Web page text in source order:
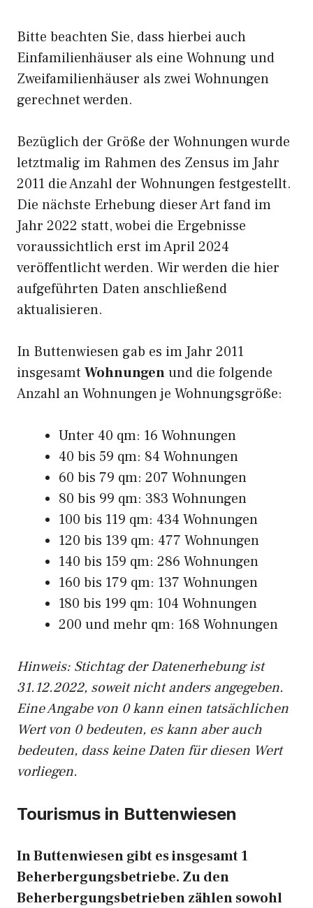
Bitte beachten Sie, dass hierbei auch
Einfamilienhäuser als eine Wohnung und
Zweifamilienhäuser als zwei Wohnungen
gerechnet werden.
Bezüglich der Größe der Wohnungen wurde
letztmalig im Rahmen des Zensus im Jahr
2011 die Anzahl der Wohnungen festgestellt.
Die nächste Erhebung dieser Art fand im
Jahr 2022 statt, wobei die Ergebnisse
voraussichtlich erst im April 2024
veröffentlicht werden. Wir werden die hier
aufgeführten Daten anschließend
aktualisieren.
In Buttenwiesen gab es im Jahr 2011
insgesamt Wohnungenund die folgende
Anzahl an Wohnungen je Wohnungsgröße:
Unter 40 qm: 16 Wohnungen
40 bis 59 qm: 84 Wohnungen
60 bis 79 qm: 207 Wohnungen
80 bis 99 qm: 383 Wohnungen
100 bis 119 qm: 434 Wohnungen
120 bis 139 qm: 477 Wohnungen
140 bis 159 qm: 286 Wohnungen
160 bis 179 qm: 137 Wohnungen
180 bis 199 qm: 104 Wohnungen
200 und mehr qm: 168 Wohnungen
Hinweis: Stichtag der Datenerhebung ist
31.12.2022, soweit nicht anders angegeben.
Eine Angabe von 0 kann einen tatsächlichen
Wert von 0 bedeuten, es kann aber auch
bedeuten, dass keine Daten für diesen Wert
vorliegen.
Tourismus in Buttenwiesen
In Buttenwiesen gibt es insgesamt 1
Beherbergungsbetriebe. Zu den
Beherbergungsbetrieben zählen sowohl